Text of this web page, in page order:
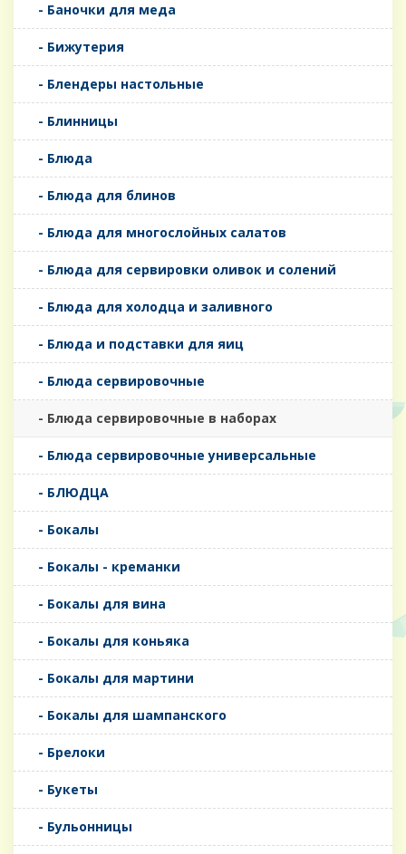
- Баночки для меда
- Бижутерия
- Блендеры настольные
- Блинницы
- Блюда
- Блюда для блинов
- Блюда для многослойных салатов
- Блюда для сервировки оливок и солений
- Блюда для холодца и заливного
- Блюда и подставки для яиц
- Блюда сервировочные
- Блюда сервировочные в наборах
- Блюда сервировочные универсальные
- БЛЮДЦА
- Бокалы
- Бокалы - креманки
- Бокалы для вина
- Бокалы для коньяка
- Бокалы для мартини
- Бокалы для шампанского
- Брелоки
- Букеты
- Бульонницы